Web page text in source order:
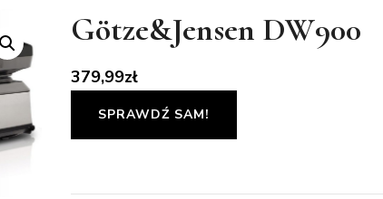
Götze&Jensen DW900
379,99zł
SPRAWDŹ SAM!